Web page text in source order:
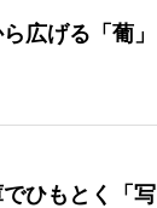
広げる「葡」
ひもとく「写